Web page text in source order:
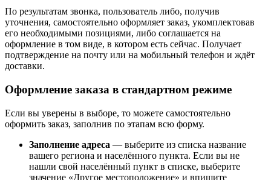
По результатам звонка, пользователь либо, получив
уточнения, самостоятельно оформляет заказ, укомплектовав
его необходимыми позициями, либо соглашается на
оформление в том виде, в котором есть сейчас. Получает
подтверждение на почту или на мобильный телефон и ждёт
доставки.
Оформление заказа в стандартном режиме
Если вы уверены в выборе, то можете самостоятельно
оформить заказ, заполнив по этапам всю форму.
Заполнение адреса — выберите из списка название
вашего региона и населённого пункта. Если вы не
нашли свой населённый пункт в списке, выберите
значение «Другое местоположение» и впишите